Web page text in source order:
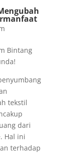
Bintang
tekstil
dari
Hal ini
terhadap